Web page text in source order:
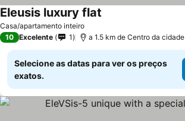
Casa/apartamento inteiro
Eleusis luxury flat
10 Excelente 1 a 1.5 km de Centro da cidade
Selecione as datas para ver os preços
exatos.